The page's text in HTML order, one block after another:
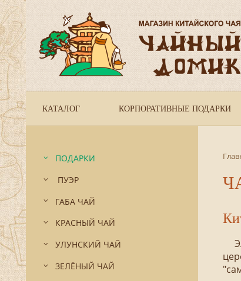
КАТАЛОГ КОРПОРАТИВНЫЕ ПОДАРКИ
ПОДАРКИ
ПУЭР
ГАБА ЧАЙ
КРАСНЫЙ ЧАЙ
УЛУНСКИЙ ЧАЙ
ЗЕЛЁНЫЙ ЧАЙ